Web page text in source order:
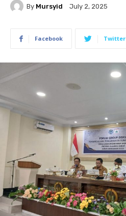
By Mursyid July 2, 2025
Facebook Twitter